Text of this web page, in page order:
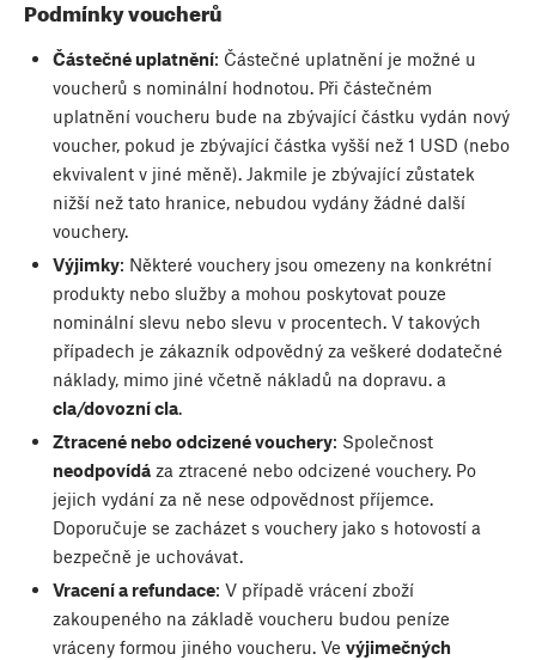
Podmínky voucherů
Částečné uplatnění: Částečné uplatnění je možné u
voucherů s nominální hodnotou. Při částečném
uplatnění voucheru bude na zbývající částku vydán nový
voucher, pokud je zbývající částka vyšší než 1 USD (nebo
ekvivalent v jiné měně). Jakmile je zbývající zůstatek
nižší než tato hranice, nebudou vydány žádné další
vouchery.
Výjimky: Některé vouchery jsou omezeny na konkrétní
produkty nebo služby a mohou poskytovat pouze
nominální slevu nebo slevu v procentech. V takových
případech je zákazník odpovědný za veškeré dodatečné
náklady, mimo jiné včetně nákladů na dopravu. a
cla/dovozní cla.
Ztracené nebo odcizené vouchery: Společnost
neodpovídáza ztracené nebo odcizené vouchery. Po
jejich vydání za ně nese odpovědnost příjemce.
Doporučuje se zacházet s vouchery jako s hotovostí a
bezpečně je uchovávat.
Vracení a refundace: V případě vrácení zboží
zakoupeného na základě voucheru budou peníze
vráceny formou jiného voucheru. Ve výjimečných